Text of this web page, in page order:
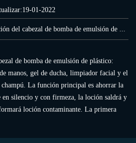
01-2022
del cabezal de bomba de emulsión de ...
de bomba de emulsión de plástico:
manos, gel de ducha, limpiador facial y el
champú. La función principal es ahorrar la
en silencio y con firmeza, la loción saldrá y
loción contaminante. La primera